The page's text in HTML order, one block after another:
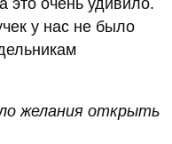
у нас не было
желания открыть